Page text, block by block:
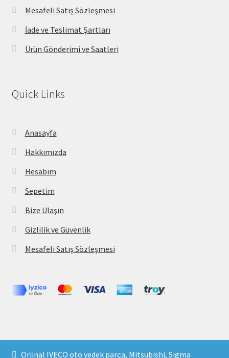
Orjinal IVECO oto yedek parça, Mitsubishi, Sigma
Mesafeli Satış Sözleşmesi
İade ve Teslimat Şartları
Ürün Gönderimi ve Saatleri
Quick Links
Anasayfa
Hakkımızda
Hesabım
Sepetim
Bize Ulaşın
Gizlilik ve Güvenlik
Mesafeli Satış Sözleşmesi
Copyright 2021 © parcavs.com Tüm hakları saklıdır. Kredi